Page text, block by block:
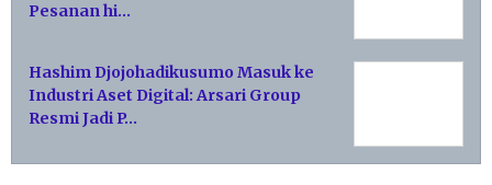
Pesanan hi…
Hashim Djojohadikusumo Masuk ke
Industri Aset Digital: Arsari Group
Resmi Jadi P…